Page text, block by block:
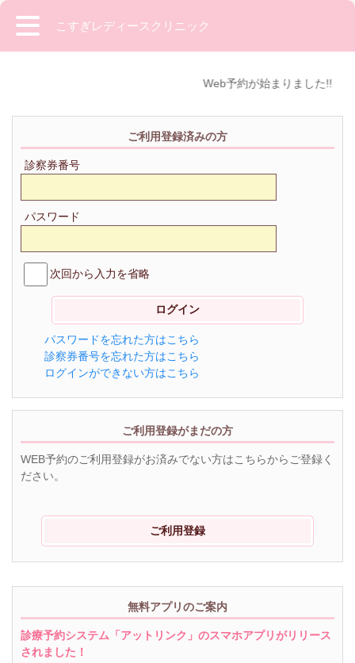
こすぎレディースクリニック
Web予約が始まりました!!
ご利用登録済みの方
診察券番号
パスワード
次回から入力を省略
パスワードを忘れた方はこちら
診察券番号を忘れた方はこちら
ログインができない方はこちら
ご利用登録がまだの方
WEB予約のご利用登録がお済みでない方はこちらからご登録く
ださい。
ご利用登録
無料アプリのご案内
診療予約システム「アットリンク」のスマホアプリがリリース
されました！